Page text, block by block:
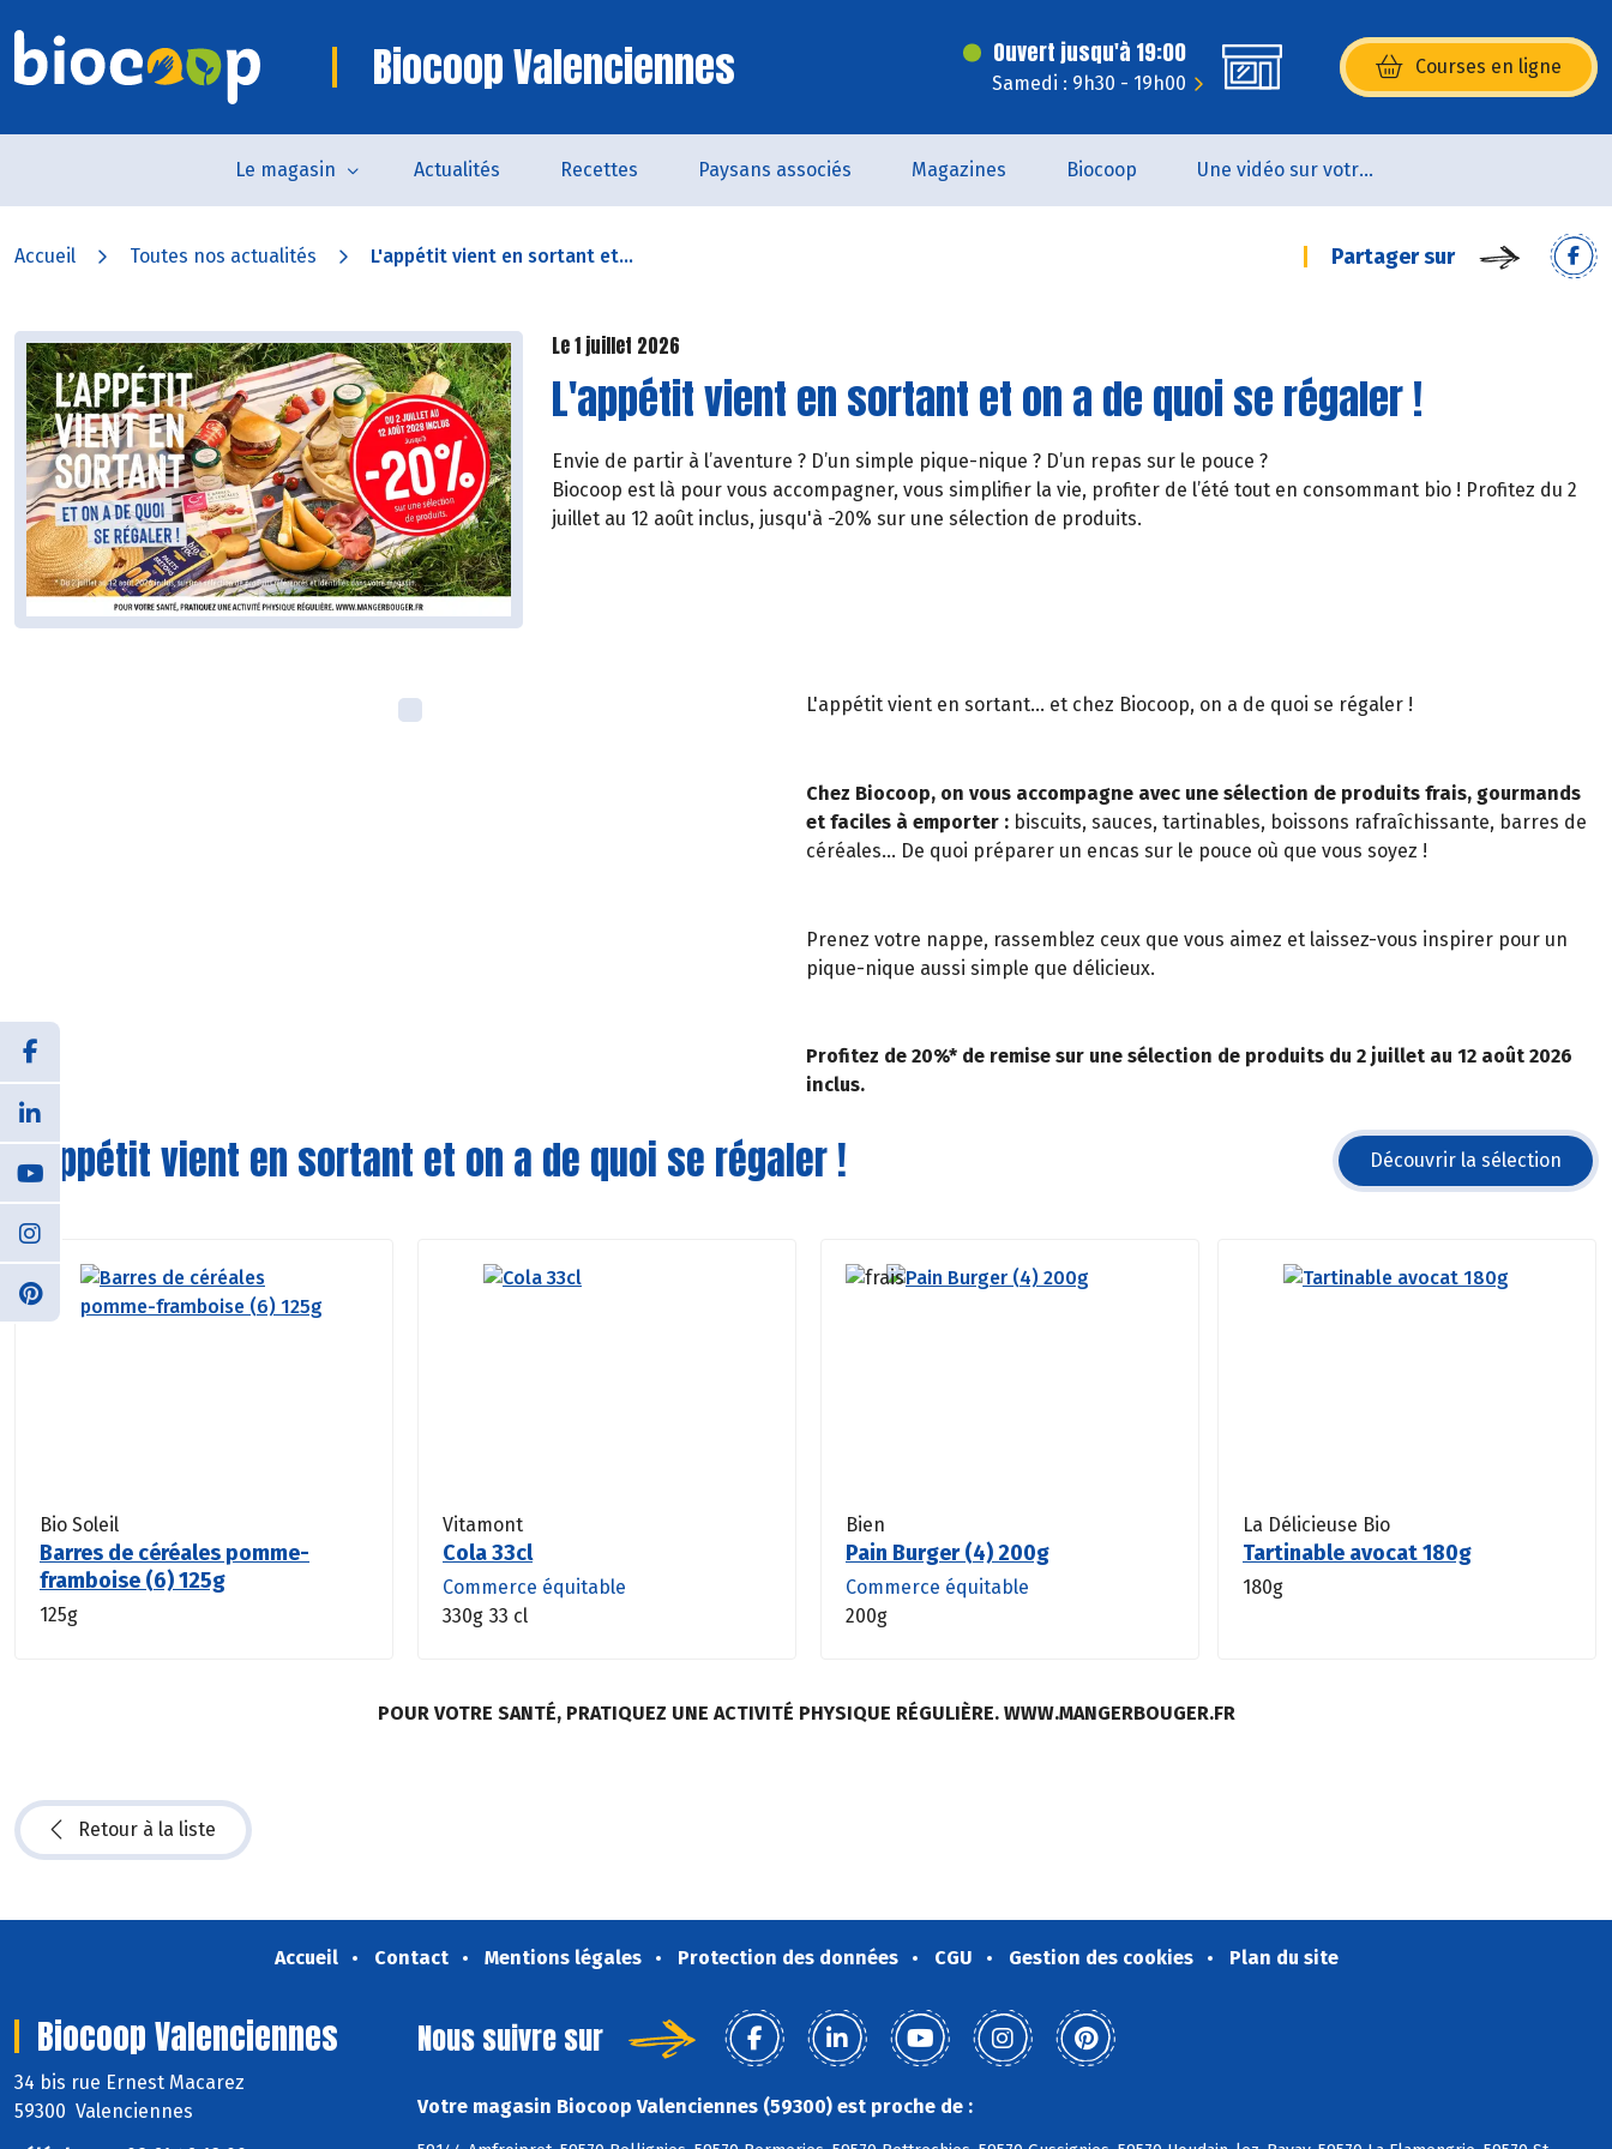
Biocoop Valenciennes Ouvert jusqu'à 19:00
Samedi : 9h30 - 19h00
Courses en ligne
(s’ouvre dans une nouvelle
Le magasin Actualités Recettes Paysans associés Magazines Biocoop Une vidéo sur votre magasin...
Accueil Toutes nos actualités L'appétit vient en sortant et... Partager sur
Le 1 juillet 2026
L'appétit vient en sortant et on a de quoi se régaler !
Envie de partir à l’aventure ? D’un simple pique-nique ? D’un repas sur le pouce ?
Biocoop est là pour vous accompagner, vous simplifier la vie, profiter de l’été tout en consommant bio ! Profitez du 2
juillet au 12 août inclus, jusqu'à -20% sur une sélection de produits.
L'appétit vient en sortant... et chez Biocoop, on a de quoi se régaler !
Chez Biocoop, on vous accompagne avec une sélection de produits frais, gourmands
et faciles à emporter : biscuits, sauces, tartinables, boissons rafraîchissante, barres de
céréales... De quoi préparer un encas sur le pouce où que vous soyez !
Prenez votre nappe, rassemblez ceux que vous aimez et laissez-vous inspirer pour un
pique-nique aussi simple que délicieux.
Profitez de 20%* de remise sur une sélection de produits du 2 juillet au 12 août 2026
inclus.
L'appétit vient en sortant et on a de quoi se régaler ! Découvrir la sélection
Bio Soleil
Barres de céréales pomme-
framboise (6) 125g
125g
Vitamont
Cola 33cl
Commerce équitable
330g 33 cl
Bien
Pain Burger (4) 200g
Commerce équitable
200g
La Délicieuse Bio
Tartinable avocat 180g
180g
POUR VOTRE SANTÉ, PRATIQUEZ UNE ACTIVITÉ PHYSIQUE RÉGULIÈRE. WWW.MANGERBOUGER.FR
Retour à la liste
Accueil Contact Mentions légales Protection des données CGU Gestion des cookies Plan du site
Biocoop Valenciennes
34 bis rue Ernest Macarez
59300 Valenciennes
Nous suivre sur
Votre magasin Biocoop Valenciennes (59300) est proche de :